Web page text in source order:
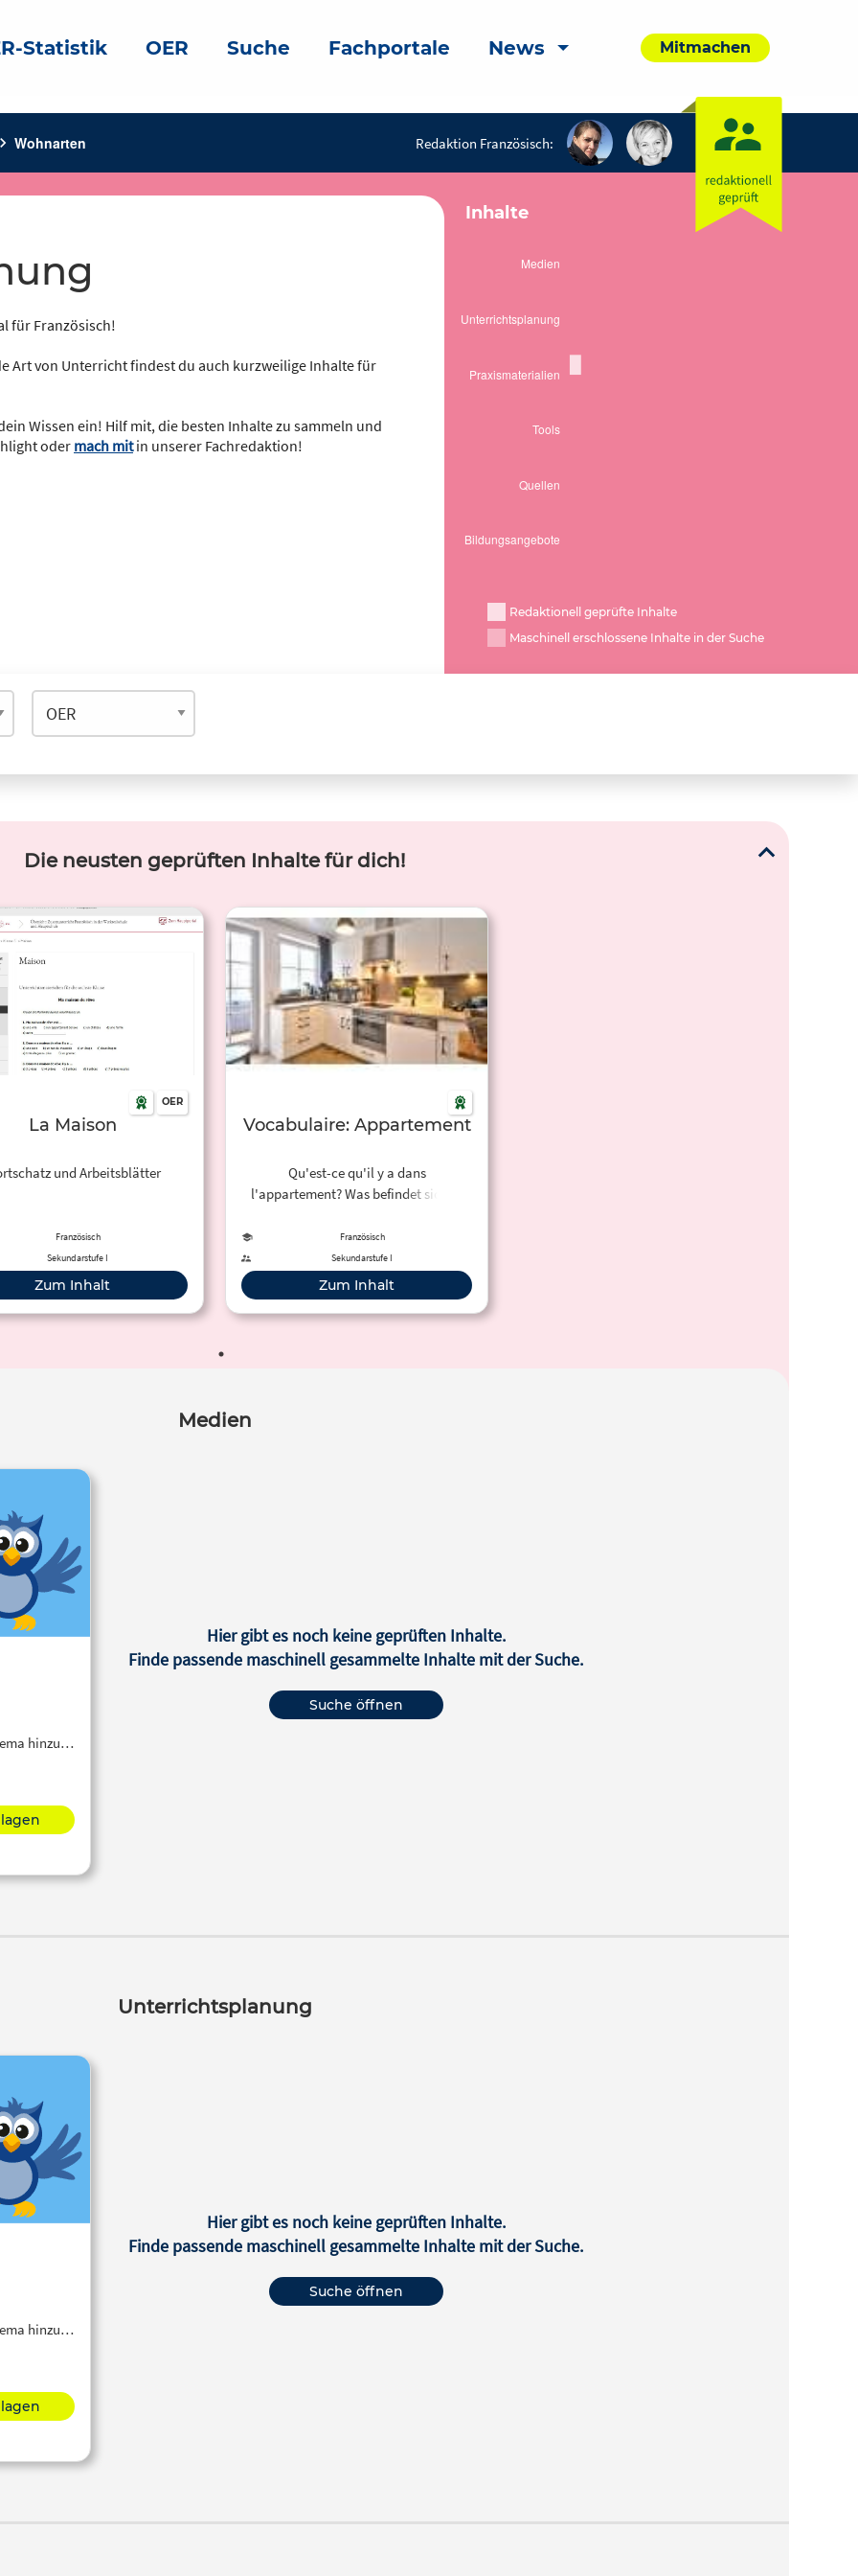
Statistik OER Suche Fachportale News Mitmachen
Wohnarten Redaktion Französisch:
für Französisch!
Art von Unterricht findest du auch kurzweilige Inhalte für
Wissen ein! Hilf mit, die besten Inhalte zu sammeln und
oder mach mitin unserer Fachredaktion!
Inhalte
Redaktionell geprüfte Inhalte
Maschinell erschlossene Inhalte in der Suche
Die neusten geprüften Inhalte für dich!
OER
La Maison
und Arbeitsblätter
Französisch
Sekundarstufe I
Zum Inhalt
Vocabulaire: Appartement
Qu'est-ce qu'il y a dans
l'appartement? Was befindet sich in
den Wörtern.
Französisch
Sekundarstufe I
Zum Inhalt
Medien
hinzu…
Hier gibt es noch keine geprüften Inhalte.
Finde passende maschinell gesammelte Inhalte mit der Suche.
Suche öffnen
Unterrichtsplanung
hinzu…
Hier gibt es noch keine geprüften Inhalte.
Finde passende maschinell gesammelte Inhalte mit der Suche.
Suche öffnen